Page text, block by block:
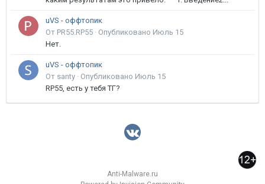
uVS - оффтопик
От PR55.RP55 · Опубликовано Июль 15
Нет.
uVS - оффтопик
От santy · Опубликовано Июль 15
RP55, есть у тебя ТГ?
Anti-Malware.ru